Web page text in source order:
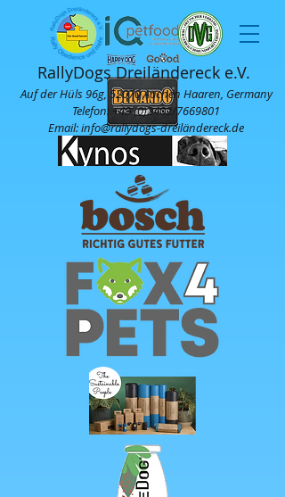
Auf der Hüls 96g, 52070 Aachen Haaren, Germany
Telefon:+49 (0)2402/7669801
Email: info@rallydogs-dreiländereck.de
RallyDogs Dreiländereck e.V.